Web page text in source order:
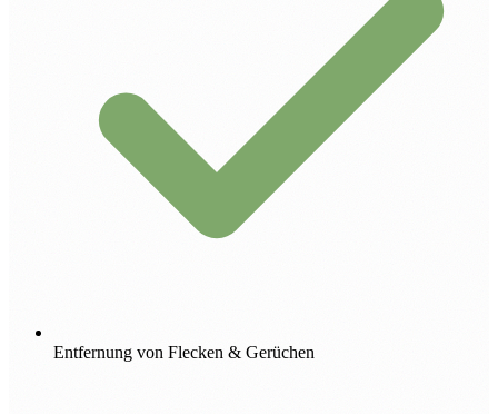
Entfernung von Flecken & Gerüchen